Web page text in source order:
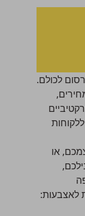
לכולם.
או
לאצבעות: